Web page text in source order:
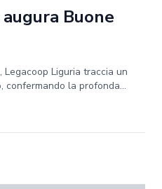
Buone
Legacoop Liguria traccia un
confermando la profonda...